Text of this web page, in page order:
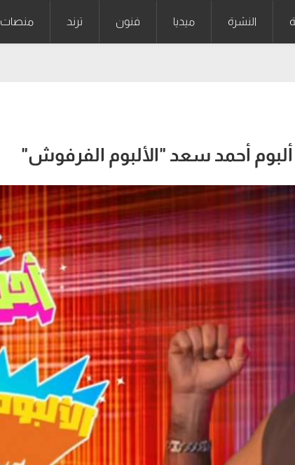
النشرة ميديا فنون ترند منصات
أحمد سعد "الألبوم الفرفوش"